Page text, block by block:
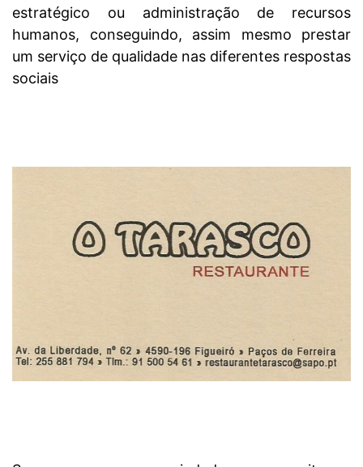
estratégico ou administração de recursos
humanos, conseguindo, assim mesmo prestar
um serviço de qualidade nas diferentes respostas
sociais